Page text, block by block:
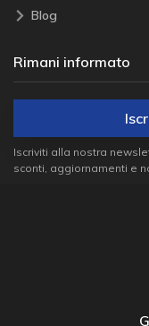
Blog
Rimani informato
Iscriviti alla nostra
sconti, aggiornamenti e